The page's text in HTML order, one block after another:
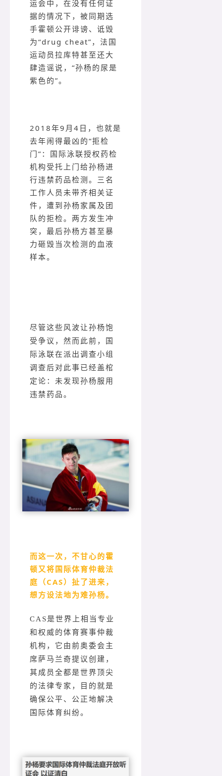
运会中，在没有任何证
据的情况下，被同期选
手霍顿公开诽谤、诋毁
为“drug cheat”，法国
运动员拉库特甚至还大
肆造谣说，“孙杨的尿是
紫色的”。
2018年9月4日，也就是
去年闹得最凶的“拒检
门”：国际泳联授权药检
机构受托上门给孙杨进
行违禁药品检测。三名
工作人员未带齐相关证
件，遭到孙杨家属及团
队的拒检。两方发生冲
突，最后孙杨方甚至暴
力砸毁当次检测的血液
样本。
尽管这些风波让孙杨饱
受争议，然而此前，国
际泳联在派出调查小组
调查后对此事已经盖棺
定论：未发现孙杨服用
违禁药品。
而这一次，不甘心的霍
顿又将国际体育仲裁法
庭（CAS）扯了进来，
想方设法地为难孙杨。
CAS是世界上相当专业
和权威的体育赛事仲裁
机构，它由前奥委会主
席萨马兰奇提议创建，
其成员全都是世界顶尖
的法律专家，目的就是
确保公平、公正地解决
国际体育纠纷。